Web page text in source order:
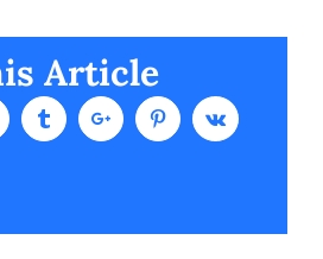
Article
TumblrGoogle+ PinterestVk